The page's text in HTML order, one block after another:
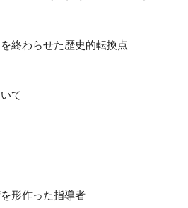
終わらせた歴史的転換点
て
形作った指導者